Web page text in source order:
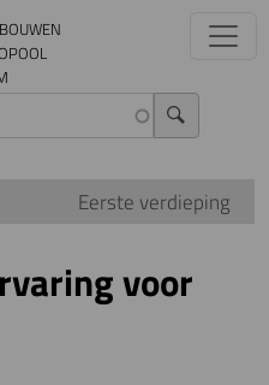
Eerste verdieping
voor